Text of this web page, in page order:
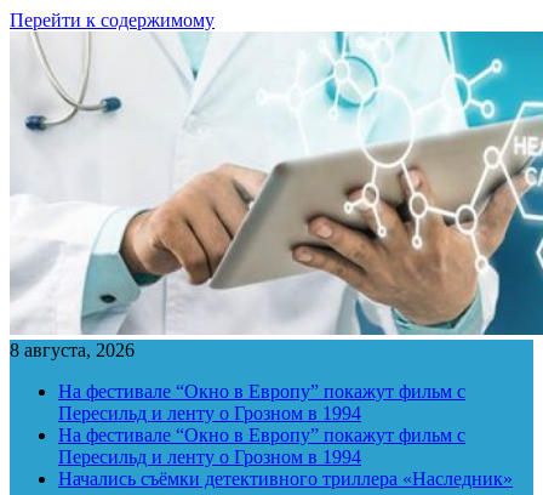
Перейти к содержимому
8 августа, 2026
На фестивале “Окно в Европу” покажут фильм с
Пересильд и ленту о Грозном в 1994
На фестивале “Окно в Европу” покажут фильм с
Пересильд и ленту о Грозном в 1994
Начались съёмки детективного триллера «Наследник»